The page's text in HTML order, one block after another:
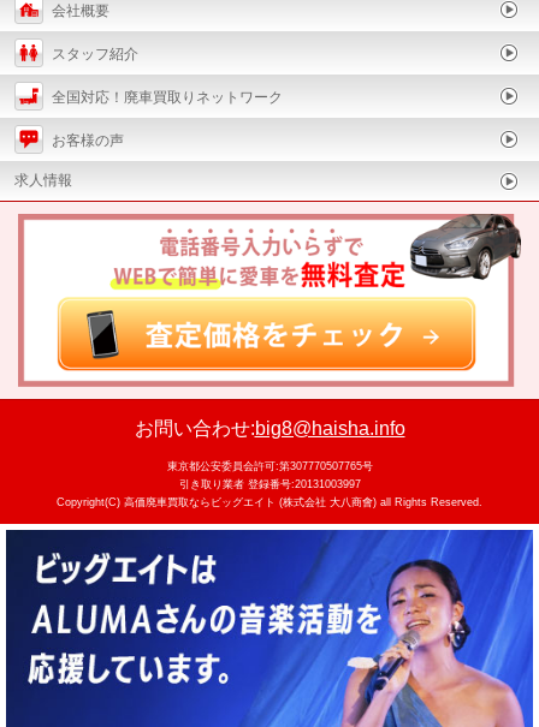
会社概要
スタッフ紹介
全国対応！廃車買取りネットワーク
お客様の声
求人情報
お問い合わせ:big8@haisha.info
東京都公安委員会許可:第307770507765号
引き取り業者 登録番号:20131003997
Copyright(C) 高価廃車買取ならビッグエイト (株式会社 大八商會) all Rights Reserved.